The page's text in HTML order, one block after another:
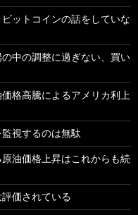
ットコインの話をしていな
中の調整に過ぎない、買い
格高騰によるアメリカ利上
視するのは無駄
油価格上昇はこれからも続
価されている